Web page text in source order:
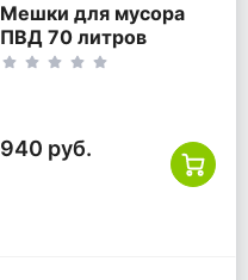
Мешки для мусора
ПВД 70 литров
желтый 30 мкм
940 руб.